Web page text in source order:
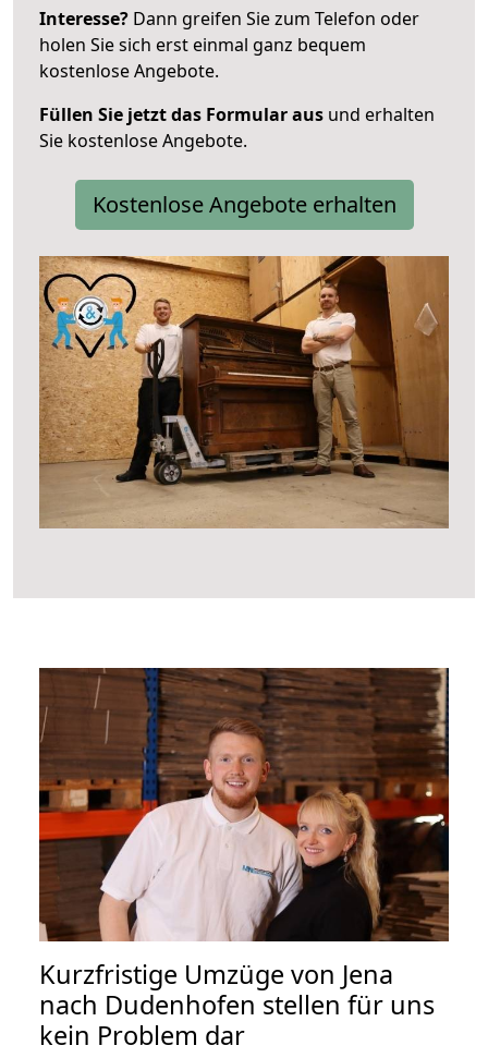
Interesse? Dann greifen Sie zum Telefon oder
holen Sie sich erst einmal ganz bequem
kostenlose Angebote.
Füllen Sie jetzt das Formular aus und erhalten
Sie kostenlose Angebote.
Kostenlose Angebote erhalten
Kurzfristige Umzüge von Jena
nach Dudenhofen stellen für uns
kein Problem dar